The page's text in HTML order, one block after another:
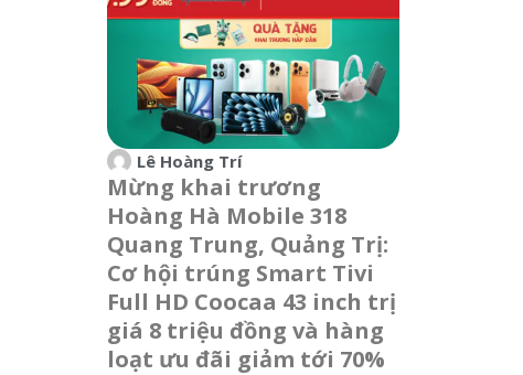
Lê Hoàng Trí
Mừng khai trương
Hoàng Hà Mobile 318
Quang Trung, Quảng Trị:
Cơ hội trúng Smart Tivi
Full HD Coocaa 43 inch trị
giá 8 triệu đồng và hàng
loạt ưu đãi giảm tới 70%